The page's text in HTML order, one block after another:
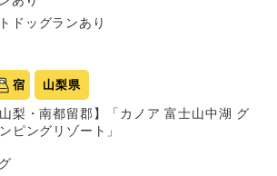
ドッグランあり
宿 山梨県
山梨・南都留郡】「カノア 富士山中湖 グ
ピングリゾート」